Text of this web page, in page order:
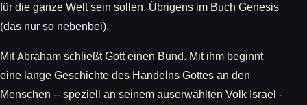
für die ganze Welt sein sollen. Übrigens im Buch Genesis
(das nur so nebenbei).
Mit Abraham schließt Gott einen Bund. Mit ihm beginnt
eine lange Geschichte des Handelns Gottes an den
Menschen -- speziell an seinem auserwählten Volk Israel -